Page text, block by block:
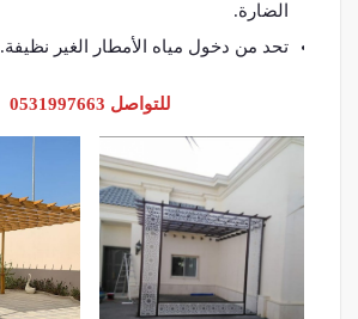
الضارة.
تحد من دخول مياه الأمطار الغير نظيفة.
للتواصل 0531997663